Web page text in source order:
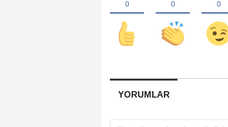
YORUMLAR